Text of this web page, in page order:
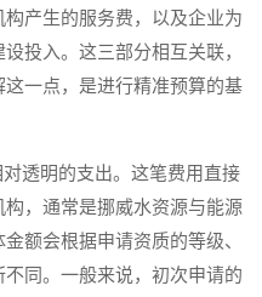
产生的服务费，以及企业为
投入。这三部分相互关联，
一点，是进行精准预算的基
透明的支出。这笔费用直接
，通常是挪威水资源与能源
额会根据申请资质的等级、
同。一般来说，初次申请的